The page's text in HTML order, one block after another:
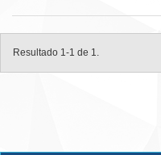
Resultado 1-1 de 1.